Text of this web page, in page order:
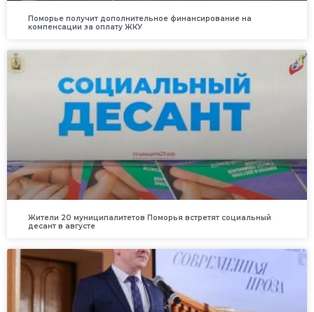
Поморье получит дополнительное финансирование на
компенсации за оплату ЖКУ
Жители 20 муниципалитетов Поморья встретят социальный
десант в августе